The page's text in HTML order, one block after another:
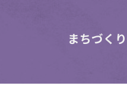
まちづく